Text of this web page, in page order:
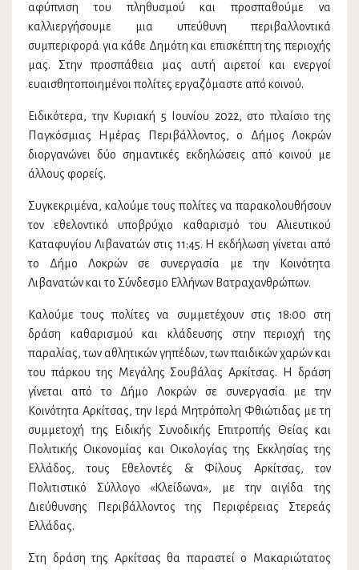
αφύπνιση του πληθυσμού και προσπαθούμε να
καλλιεργήσουμε μια υπεύθυνη περιβαλλοντικά
συμπεριφορά για κάθε Δημότη και επισκέπτη της περιοχής
μας. Στην προσπάθεια μας αυτή αιρετοί και ενεργοί
ευαισθητοποιημένοι πολίτες εργαζόμαστε από κοινού.
Ειδικότερα, την Κυριακή 5 Ιουνίου 2022, στο πλαίσιο της
Παγκόσμιας Ημέρας Περιβάλλοντος, ο Δήμος Λοκρών
διοργανώνει δύο σημαντικές εκδηλώσεις από κοινού με
άλλους φορείς.
Συγκεκριμένα, καλούμε τους πολίτες να παρακολουθήσουν
τον εθελοντικό υποβρύχιο καθαρισμό του Αλιευτικού
Καταφυγίου Λιβανατών στις 11:45. Η εκδήλωση γίνεται από
το Δήμο Λοκρών σε συνεργασία με την Κοινότητα
Λιβανατών και το Σύνδεσμο Ελλήνων Βατραχανθρώπων.
Καλούμε τους πολίτες να συμμετέχουν στις 18:00 στη
δράση καθαρισμού και κλάδευσης στην περιοχή της
παραλίας, των αθλητικών γηπέδων, των παιδικών χαρών και
του πάρκου της Μεγάλης Σουβάλας Αρκίτσας. Η δράση
γίνεται από το Δήμο Λοκρών σε συνεργασία με την
Κοινότητα Αρκίτσας, την Ιερά Μητρόπολη Φθιώτιδας με τη
συμμετοχή της Ειδικής Συνοδικής Επιτροπής Θείας και
Πολιτικής Οικονομίας και Οικολογίας της Εκκλησίας της
Ελλάδος, τους Εθελοντές & Φίλους Αρκίτσας, τον
Πολιτιστικό Σύλλογο «Κλείδωνα», με την αιγίδα της
Διεύθυνσης Περιβάλλοντος της Περιφέρειας Στερεάς
Ελλάδας.
Στη δράση της Αρκίτσας θα παραστεί ο Μακαριώτατος